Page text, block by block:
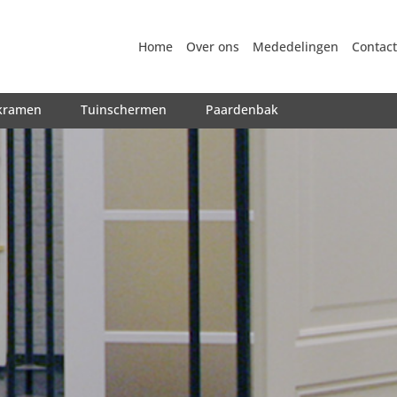
Home Over ons Mededelingen Contact
Tuinschermen Paardenbak